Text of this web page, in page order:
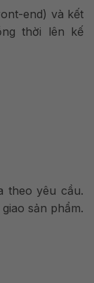
end) và kết
thời lên kế
theo yêu cầu.
sản phẩm.